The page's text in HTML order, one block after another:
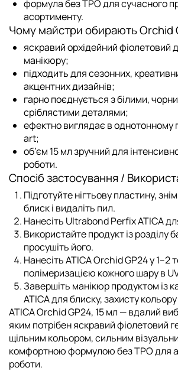
формула без TPO для сучасного
асортименту.
Чому майстри обирають Orchid
яскравий орхідейний фіолетовий
манікюру;
підходить для сезонних,
акцентних дизайнів;
гарно поєднується з білими,
сріблястими деталями;
ефектно виглядає в однотонному
art;
об’єм 15 мл зручний для
роботи.
Спосіб застосування /
Підготуйте нігтьову пластину,
блиск і видаліть пил.
Нанесіть Ultrabond Perfix ATICA
Використайте продукт із розділу
просушіть його.
Нанесіть ATICA Orchid GP24 у 1–2
полімеризацією кожного шару в
Завершіть манікюр продуктом із
ATICAдля блиску, захисту кольору
ATICA Orchid GP24, 15 мл — вдалий
яким потрібен яскравий фіолетовий
щільним кольором, сильним
комфортною формулою без TPO для
роботи.